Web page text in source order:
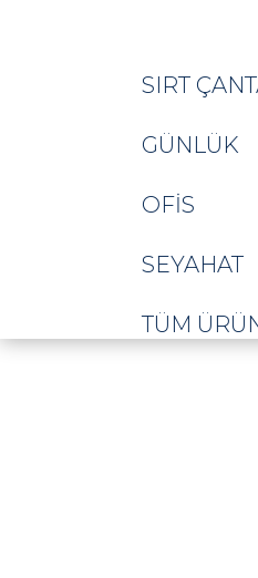
SIRT
GÜNLÜK
OFIS
SEYAHAT
TÜM